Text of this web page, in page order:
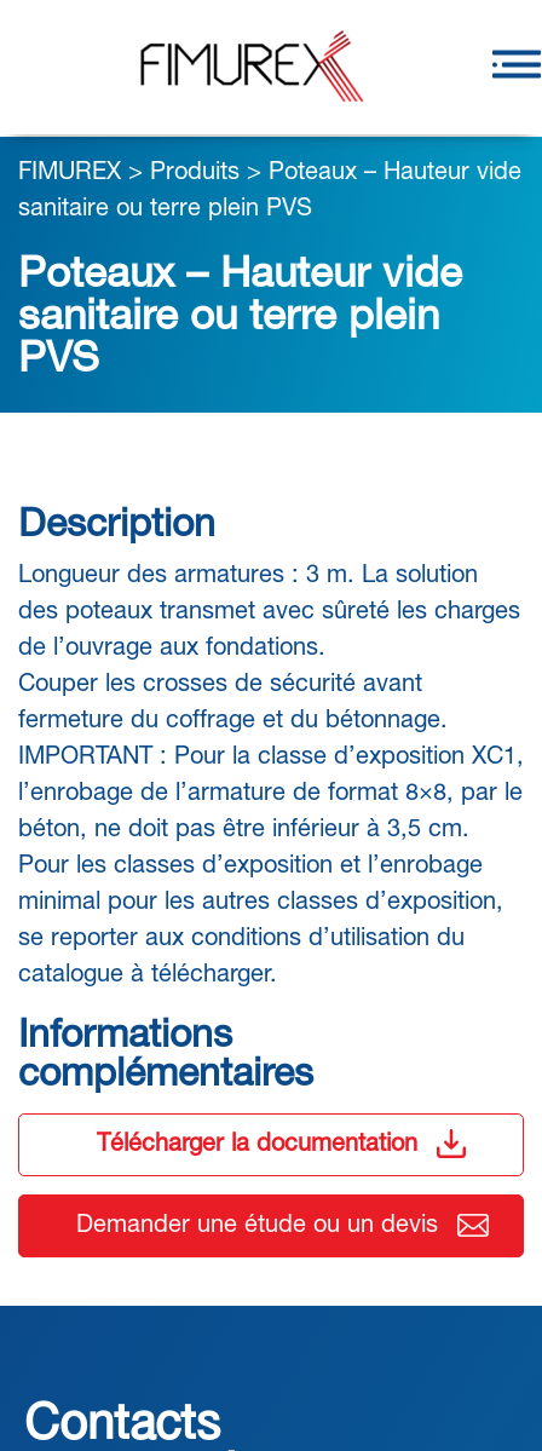
FIMUREX > Produits > Poteaux – Hauteur vide
sanitaire ou terre plein PVS
Poteaux – Hauteur vide
sanitaire ou terre plein
PVS
Description
Longueur des armatures : 3 m. La solution
des poteaux transmet avec sûreté les charges
de l’ouvrage aux fondations.
Couper les crosses de sécurité avant
fermeture du coffrage et du bétonnage.
IMPORTANT : Pour la classe d’exposition XC1,
l’enrobage de l’armature de format 8×8, par le
béton, ne doit pas être inférieur à 3,5 cm.
Pour les classes d’exposition et l’enrobage
minimal pour les autres classes d’exposition,
se reporter aux conditions d’utilisation du
catalogue à télécharger.
Informations
complémentaires
Télécharger la documentation
Demander une étude ou un devis
Contacts